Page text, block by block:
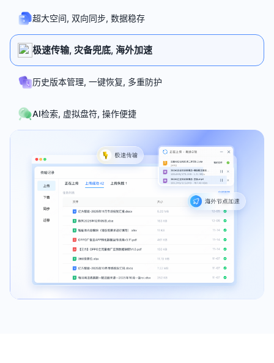
超大空间, 双向同步, 数据稳存
极速传输, 灾备兜底, 海外加速
历史版本管理, 一键恢复, 多重防护
AI检索, 虚拟盘符, 操作便捷